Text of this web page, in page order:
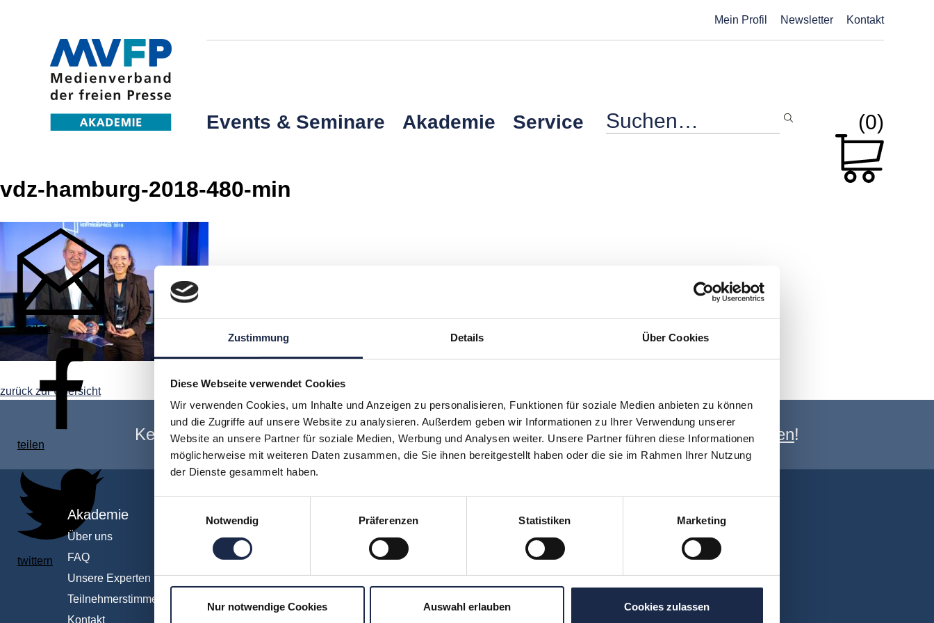
Zustimmung Details Über Cookies
Diese Webseite verwendet Cookies
Wir verwenden Cookies, um Inhalte und Anzeigen zu personalisieren, Funktionen für soziale Medien anbieten zu können
und die Zugriffe auf unsere Website zu analysieren. Außerdem geben wir Informationen zu Ihrer Verwendung unserer
Website an unsere Partner für soziale Medien, Werbung und Analysen weiter. Unsere Partner führen diese Informationen
möglicherweise mit weiteren Daten zusammen, die Sie ihnen bereitgestellt haben oder die sie im Rahmen Ihrer Nutzung
der Dienste gesammelt haben.
Notwendig
Präferenzen Statistiken Marketing
Nur notwendige Cookies Auswahl erlauben Cookies zulassen
Mein Profil Newsletter Kontakt
Events & Seminare Akademie Service (0)
vdz-hamburg-2018-480-min
mailen
teilen
twittern
zurück zur Übersicht
Keine Veranstaltung mehr verpassen: Jetzt für denMVFP Akademie Newsletter anmelden!
Akademie
Über uns
FAQ
Unsere Experten
Teilnehmerstimmen
Kontakt
Fachübergreifend
Formate
Konferenzen
Unternehmensbesuche